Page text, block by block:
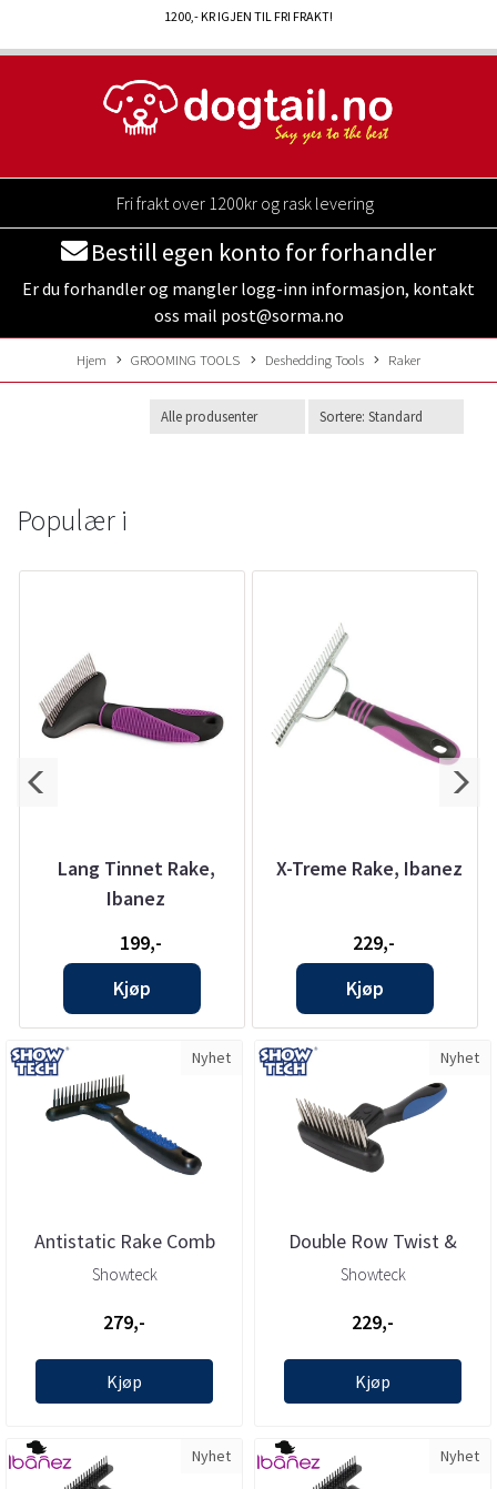
1200,- KR IGJEN TIL FRI FRAKT!
Fri frakt over 1200kr og rask levering
Bestill egen konto for forhandler
Er du forhandler og mangler logg-inn informasjon, kontakt
oss mail post@sorma.no
Hjem GROOMING TOOLS Deshedding Tools Raker
Populær i
Lang Tinnet Rake,
Ibanez
199,-
Kjøp
X-Treme Rake, Ibanez
229,-
Kjøp
Nyhet
Antistatic Rake Comb
Deshedding Tool, Show
Showteck
279,-
Kjøp
Nyhet
Double Row Twist &
Cling Rake 9cm
Showteck
229,-
Kjøp
Nyhet Nyhet